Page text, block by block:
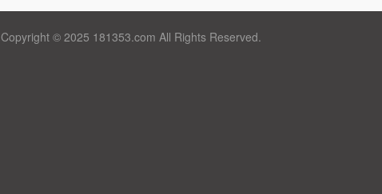
Copyright © 2025 181353.com All Rights Reserved.